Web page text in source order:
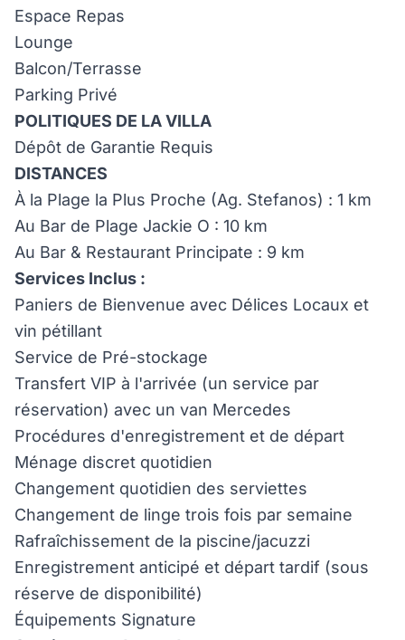
Espace Repas
Lounge
Balcon/Terrasse
Parking Privé
POLITIQUES DE LA VILLA
Dépôt de Garantie Requis
DISTANCES
À la Plage la Plus Proche (Ag. Stefanos) : 1 km
Au Bar de Plage Jackie O : 10 km
Au Bar & Restaurant Principate : 9 km
Services Inclus :
Paniers de Bienvenue avec Délices Locaux et
vin pétillant
Service de Pré-stockage
Transfert VIP à l'arrivée (un service par
réservation) avec un van Mercedes
Procédures d'enregistrement et de départ
Ménage discret quotidien
Changement quotidien des serviettes
Changement de linge trois fois par semaine
Rafraîchissement de la piscine/jacuzzi
Enregistrement anticipé et départ tardif (sous
réserve de disponibilité)
Équipements Signature